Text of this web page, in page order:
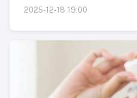
2025-12-18 19:00